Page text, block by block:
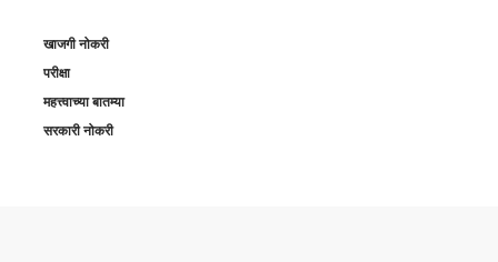
खाजगी नोकरी
परीक्षा
महत्त्वाच्या बातम्या
सरकारी नोकरी